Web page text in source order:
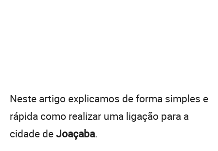
Neste artigo explicamos de forma simples e
rápida como realizar uma ligação para a
cidade deJoaçaba.